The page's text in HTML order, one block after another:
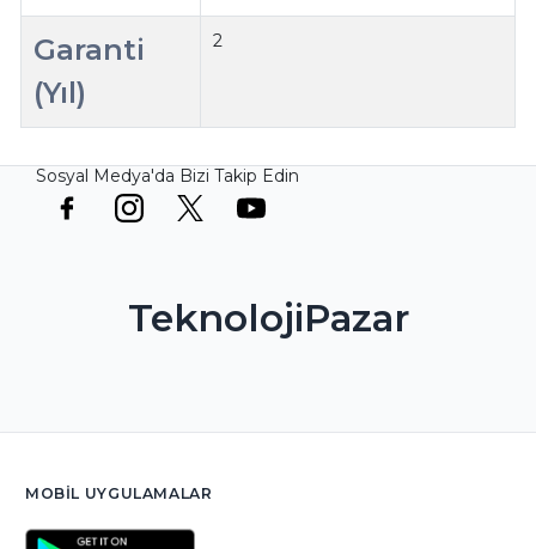
Garanti
(Yıl)
2
Sosyal Medya'da Bizi Takip Edin
TeknolojiPazar
MOBIL UYGULAMALAR